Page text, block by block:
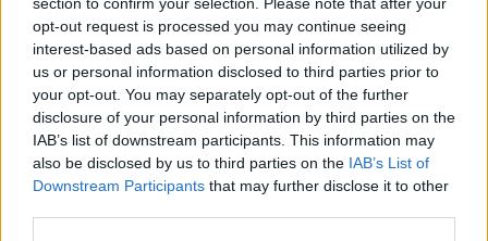
opt-out request is processed you may continue seeing
interest-based ads based on personal information utilized by
us or personal information disclosed to third parties prior to
your opt-out. You may separately opt-out of the further
disclosure of your personal information by third parties on the
IAB’s list of downstream participants. This information may
also be disclosed by us to third parties on the IAB’s List of
Downstream Participants that may further disclose it to other